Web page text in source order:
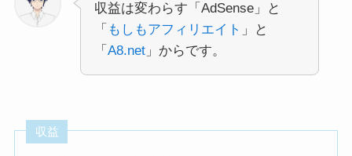
収益は変わらす「AdSense」と
「 もしもアフィリエイト 」と
「 A8.net」からです。
収益